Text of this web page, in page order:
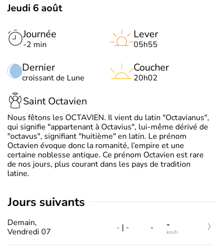
Jeudi 6 août
Journée
-2 min
Dernier
croissant de Lune
Lever
05h55
Coucher
20h02
Saint Octavien
Nous fêtons les OCTAVIEN. Il vient du latin "Octavianus",
qui signifie "appartenant à Octavius", lui-même dérivé de
"octavus", signifiant "huitième" en latin. Le prénom
Octavien évoque donc la romanité, l’empire et une
certaine noblesse antique. Ce prénom Octavien est rare
de nos jours, plus courant dans les pays de tradition
latine.
jours suivants
Demain,
Vendredi 07
- | - - -
km/h